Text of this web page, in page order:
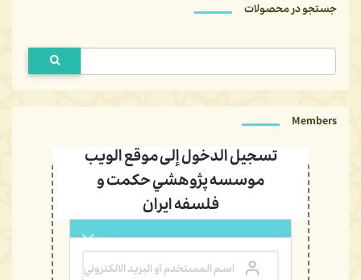
جستجو در محصولات
Members
تسجيل الدخول إلى موقع الويب
موسسه پژوهشي حكمت و
فلسفه ايران
تسجيل الدخول باسم المستخدم
اسم المستخدم أو البريد الالكتروني